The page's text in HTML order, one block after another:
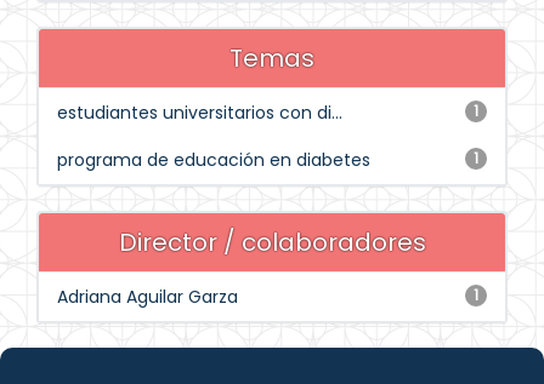
Temas
1
estudiantes universitarios con di...
1
programa de educación en diabetes
Director / colaboradores
1
Adriana Aguilar Garza